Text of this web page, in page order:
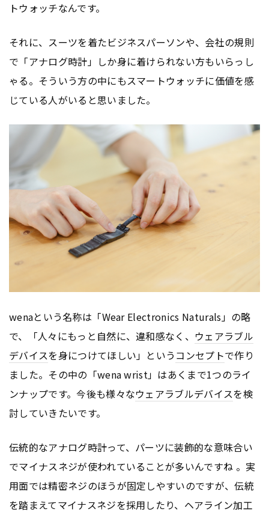
トウォッチなんです。
それに、スーツを着たビジネスパーソンや、会社の規則
で「アナログ時計」しか身に着けられない方もいらっし
ゃる。そういう方の中にもスマートウォッチに価値を感
じている人がいると思いました。
wenaという名称は「Wear Electronics Naturals」の略
で、「人々にもっと自然に、違和感なく、 ウェアラブル
デバイスを身につけてほしい」という コンセプトで作り
ました。その中の「wena wrist」はあくまで1つのライ
ンナップです。今後も様々なウェアラブルデバイスを検
討していきたいです。
伝統的なアナログ時計って、パーツに装飾的な意味合い
でマイナスネジが使われていることが多いんですね 。実
用面では精密ネジのほうが固定しやすいのですが、伝統
を踏まえてマイナスネジを採用したり、ヘアライン加工